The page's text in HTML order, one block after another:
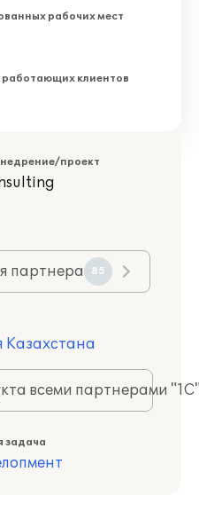
рабочих мест
клиентов
проект
партнера 85
Казахстана
всеми партнерами
задача